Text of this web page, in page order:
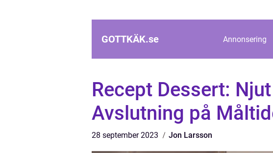
GOTTKÄK.se Annonsering
Recept Dessert:
Avslutning på
28 september 2023 Jon Larsson